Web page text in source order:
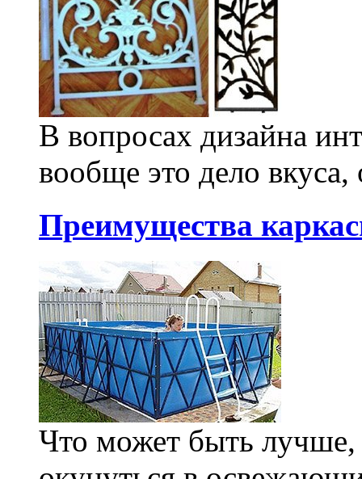
В вопросах дизайна
вообще это дело вкуса,
Преимущества
Что может быть